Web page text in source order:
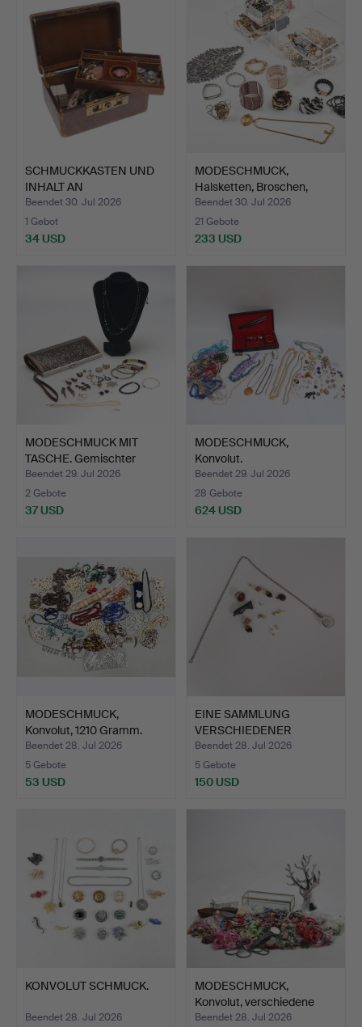
SCHMUCKKASTEN UND
INHALT AN
MODESCHMUCK.
Beendet 30. Jul 2026
1 Gebot
34 USD
MODESCHMUCK,
Halsketten, Broschen,
Armbänd…
Beendet 30. Jul 2026
21 Gebote
233 USD
MODESCHMUCK MIT
TASCHE. Gemischter
Modesch…
Beendet 29. Jul 2026
2 Gebote
37 USD
MODESCHMUCK,
Konvolut.
Beendet 29. Jul 2026
28 Gebote
624 USD
MODESCHMUCK,
Konvolut, 1210 Gramm.
Beendet 28. Jul 2026
5 Gebote
53 USD
EINE SAMMLUNG
VERSCHIEDENER
SCHMUCKSTÜCKE …
Beendet 28. Jul 2026
5 Gebote
150 USD
KONVOLUT SCHMUCK.
Beendet 28. Jul 2026
MODESCHMUCK,
Konvolut, verschiedene
Materi…
Beendet 28. Jul 2026